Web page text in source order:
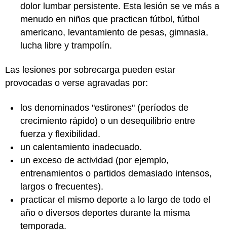
dolor lumbar persistente. Esta lesión se ve más a
menudo en niños que practican fútbol, fútbol
americano, levantamiento de pesas, gimnasia,
lucha libre y trampolín.
Las lesiones por sobrecarga pueden estar
provocadas o verse agravadas por:
los denominados "estirones" (períodos de
crecimiento rápido) o un desequilibrio entre
fuerza y flexibilidad.
un calentamiento inadecuado.
un exceso de actividad (por ejemplo,
entrenamientos o partidos demasiado intensos,
largos o frecuentes).
practicar el mismo deporte a lo largo de todo el
año o diversos deportes durante la misma
temporada.